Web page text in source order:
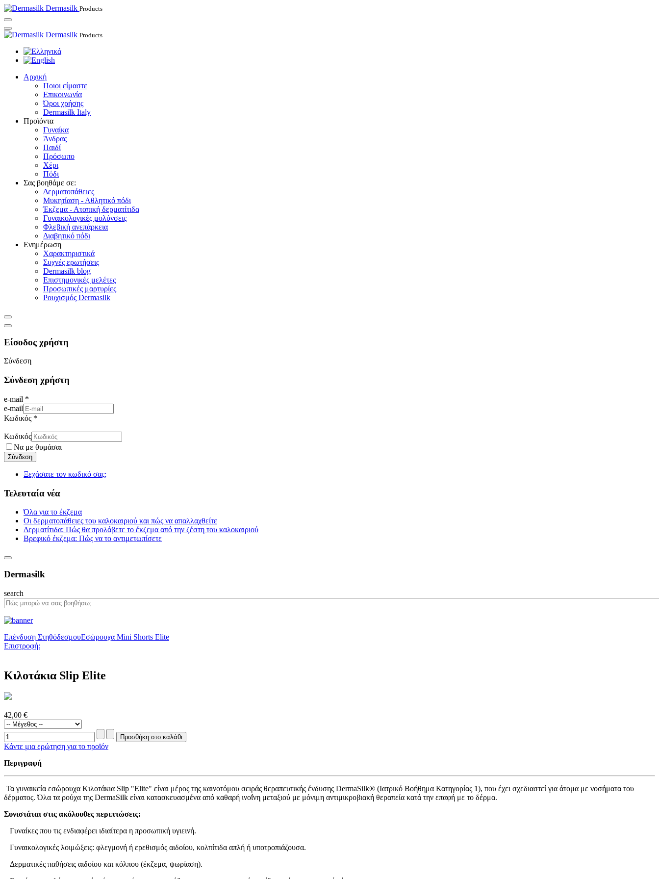
Dermasilk Products
Dermasilk Products
Αρχική
Ποιοι είμαστε
Επικοινωνία
Όροι χρήσης
Dermasilk Italy
Προϊόντα
Γυναίκα
Άνδρας
Παιδί
Πρόσωπο
Χέρι
Πόδι
Σας βοηθάμε σε:
Δερματοπάθειες
Μυκητίαση - Αθλητικό πόδι
Έκζεμα - Ατοπική δερματίτιδα
Γυναικολογικές μολύνσεις
Φλεβική ανεπάρκεια
Διαβητικό πόδι
Ενημέρωση
Χαρακτηριστικά
Συχνές ερωτήσεις
Dermasilk blog
Επιστημονικές μελέτες
Προσωπικές μαρτυρίες
Ρουχισμός Dermasilk
Είσοδος χρήστη
Σύνδεση
Σύνδεση χρήστη
e-mail *
e-mail
Κωδικός *
Κωδικός
Να με θυμάσαι
Ξεχάσατε τον κωδικό σας;
Τελευταία νέα
Όλα για το έκζεμα
Οι δερματοπάθειες του καλοκαιριού και πώς να απαλλαχθείτε
Δερματίτιδα: Πώς θα προλάβετε το έκζεμα από την ζέστη του καλοκαιριού
Βρεφικό έκζεμα: Πώς να το αντιμετωπίσετε
Dermasilk
search
Επένδυση ΣτηθόδεσμουΕσώρουχα Mini Shorts Elite
Επιστροφή:
Κιλοτάκια Slip Elite
42,00 €
Κάντε μια ερώτηση για το προϊόν
Περιγραφή
Τα γυναικεία εσώρουχα Κιλοτάκια Slip "Elite" είναι μέρος της καινοτόμου σειράς θεραπευτικής ένδυσης DermaSilk® (Ιατρικό Βοήθημα Κατηγορίας 1), που έχει σχεδιαστεί για άτομα με νοσήματα του
δέρματος. Όλα τα ρούχα της DermaSilk είναι κατασκευασμένα από καθαρή ινοΐνη μεταξιού με μόνιμη αντιμικροβιακή θεραπεία κατά την επαφή με το δέρμα.
Συνιστάται στις ακόλουθες περιπτώσεις:
Γυναίκες που τις ενδιαφέρει ιδιαίτερα η προσωπική υγιεινή.
Γυναικολογικές λοιμώξεις: φλεγμονή ή ερεθισμός αιδοίου, κολπίτιδα απλή ή υποτροπιάζουσα.
Δερματικές παθήσεις αιδοίου και κόλπου (έκζεμα, ψωρίαση).